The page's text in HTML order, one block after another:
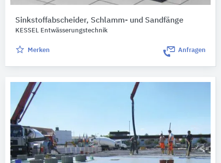
Sinkstoffabscheider, Schlamm- und Sandfänge
KESSEL Entwässerungstechnik
Merken Anfragen